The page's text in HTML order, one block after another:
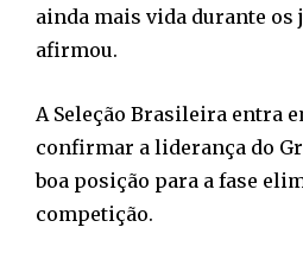
ainda mais vida durante os
afirmou.
A Seleção Brasileira entra
confirmar a liderança do
boa posição para a fase
competição.